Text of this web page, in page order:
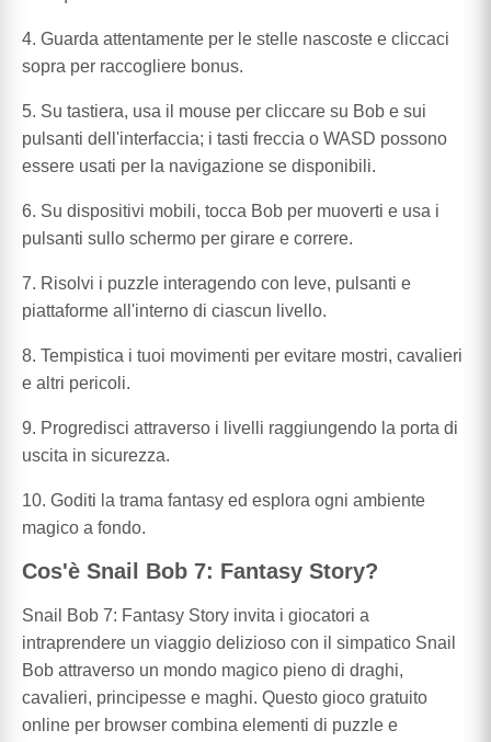
4. Guarda attentamente per le stelle nascoste e cliccaci
sopra per raccogliere bonus.
5. Su tastiera, usa il mouse per cliccare su Bob e sui
pulsanti dell'interfaccia; i tasti freccia o WASD possono
essere usati per la navigazione se disponibili.
6. Su dispositivi mobili, tocca Bob per muoverti e usa i
pulsanti sullo schermo per girare e correre.
7. Risolvi i puzzle interagendo con leve, pulsanti e
piattaforme all'interno di ciascun livello.
8. Tempistica i tuoi movimenti per evitare mostri, cavalieri
e altri pericoli.
9. Progredisci attraverso i livelli raggiungendo la porta di
uscita in sicurezza.
10. Goditi la trama fantasy ed esplora ogni ambiente
magico a fondo.
Cos'è Snail Bob 7: Fantasy Story?
Snail Bob 7: Fantasy Story invita i giocatori a
intraprendere un viaggio delizioso con il simpatico Snail
Bob attraverso un mondo magico pieno di draghi,
cavalieri, principesse e maghi. Questo gioco gratuito
online per browser combina elementi di puzzle e